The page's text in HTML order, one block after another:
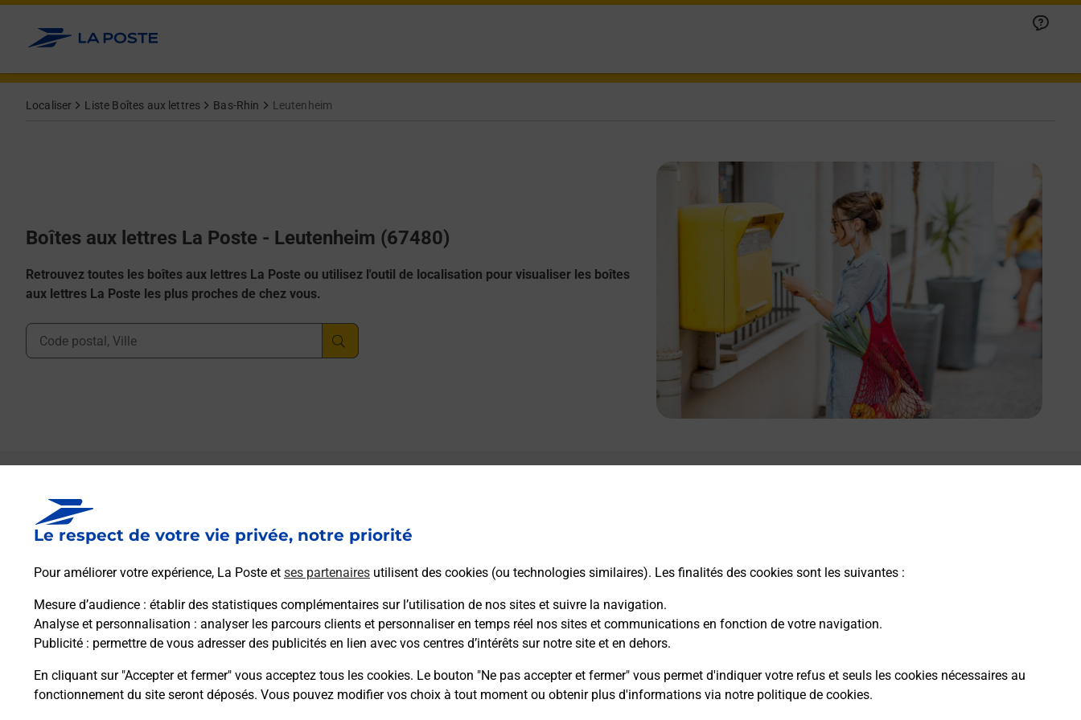
Le respect de votre vie privée, notre priorité
Pour améliorer votre expérience, La Poste et ses partenaires utilisent des cookies (ou technologies similaires). Les finalités des cookies sont les suivantes :
Mesure d’audience : établir des statistiques complémentaires sur l’utilisation de nos sites et suivre la navigation.
Analyse et personnalisation : analyser les parcours clients et personnaliser en temps réel nos sites et communications en fonction de votre navigation.
Publicité : permettre de vous adresser des publicités en lien avec vos centres d’intérêts sur notre site et en dehors.
En cliquant sur "Accepter et fermer" vous acceptez tous les cookies. Le bouton "Ne pas accepter et fermer" vous permet d'indiquer votre refus et seuls les cookies nécessaires au
fonctionnement du site seront déposés. Vous pouvez modifier vos choix à tout moment ou obtenir plus d'informations via notre politique de cookies.
Allez au contenu
Localiser Liste Boîtes aux lettres Bas-Rhin Leutenheim
Boîtes aux lettres La Poste - Leutenheim (67480)
Retrouvez toutes les boîtes aux lettres La Poste ou utilisez l'outil de localisation pour visualiser les boîtes
aux lettres La Poste les plus proches de chez vous.
Ville, Département, Code Postal
Boîte aux lettres La Poste
Prochaine collecte du courrier vendredià
67480 Leutenheim
Itinéraire
34 Rue Principale
67480 Leutenheim